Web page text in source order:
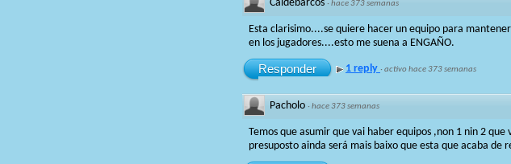
Caldebarcos ·hace 373 semanas
Esta clarisimo....se quiere hacer un equipo para
en los jugadores....esto me suena a ENGAÑO.
Responder 1 reply ·activo hace 373 semanas
Pacholo ·hace 373 semanas
Temos que asumir que vai haber equipos ,non 1 nin 2
presuposto ainda será mais baixo que esta que acaba de